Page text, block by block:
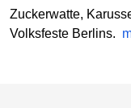
Zuckerwatte,
Volksfeste Berlins.